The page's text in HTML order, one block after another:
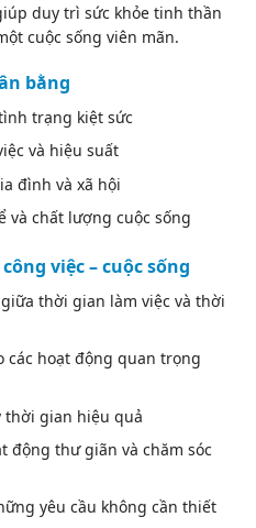
duy trì sức khỏe tinh thần
cuộc sống viên mãn.
bằng
trạng kiệt sức
và hiệu suất
đình và xã hội
và chất lượng cuộc sống
việc – cuộc sống
thời gian làm việc và thời
các hoạt động quan trọng
thời gian hiệu quả
động thư giãn và chăm sóc
yêu cầu không cần thiết